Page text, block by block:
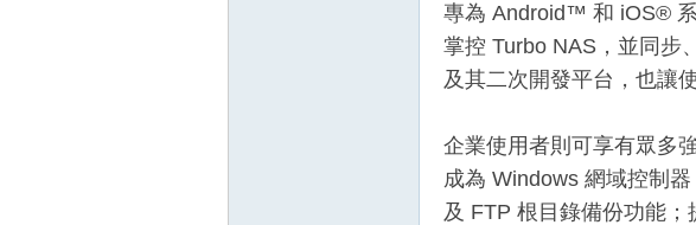
專為 Android™ 和 iOS®
掌控 Turbo NAS，並同步
及其二次開發平台，也讓
企業使用者則可享有眾多
成為 Windows 網域控制
及 FTP 根目錄備份功能